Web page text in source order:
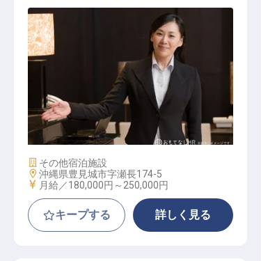
温泉施設のフロントスタッフ
施設業態
その他宿泊施設
勤務地
沖縄県豊見城市字瀬長174-5
給与
月給／180,000円～ 250,000円
キープする 詳しく見る